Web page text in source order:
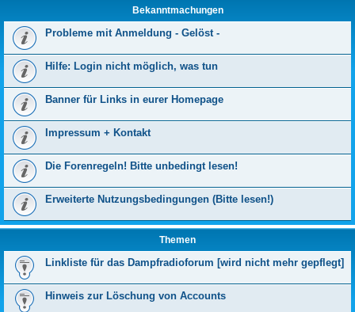
Bekanntmachungen
Probleme mit Anmeldung - Gelöst -
Hilfe: Login nicht möglich, was tun
Banner für Links in eurer Homepage
Impressum + Kontakt
Die Forenregeln! Bitte unbedingt lesen!
Erweiterte Nutzungsbedingungen (Bitte lesen!)
Themen
Linkliste für das Dampfradioforum [wird nicht mehr gepflegt]
Hinweis zur Löschung von Accounts